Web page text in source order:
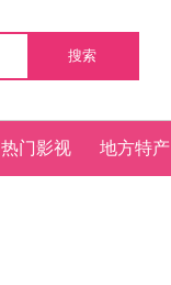
搜索
热门影视 地方特产